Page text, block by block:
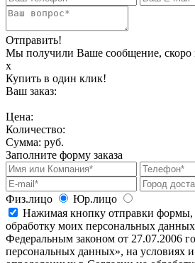
Отправить!
Мы получили Ваше сообщение,
х
Купить в один клик!
Ваш заказ:
Цена:
Количество:
Сумма: руб.
Заполните форму заказа
Физ.лицо
Юр.лицо
Нажимая кнопку отправки формы,
обработку моих персональных
Федеральным законом от 27.07.2006
персональных данных», на условиях